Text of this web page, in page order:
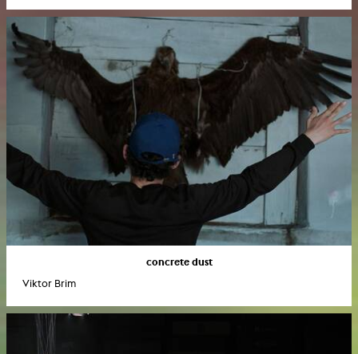
concrete dust
Viktor Brim